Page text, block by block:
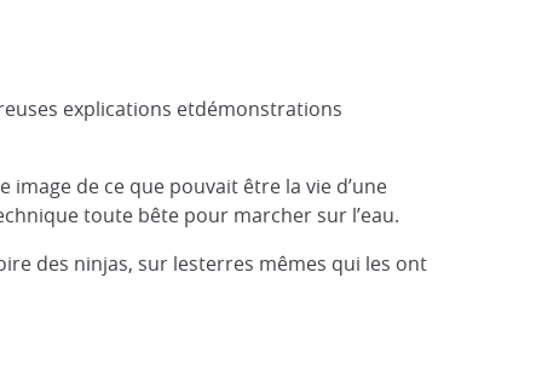
explications etdémonstrations
de ce que pouvait être la vie d’une
toute bête pour marcher sur l’eau.
des ninjas, sur lesterres mêmes qui les ont